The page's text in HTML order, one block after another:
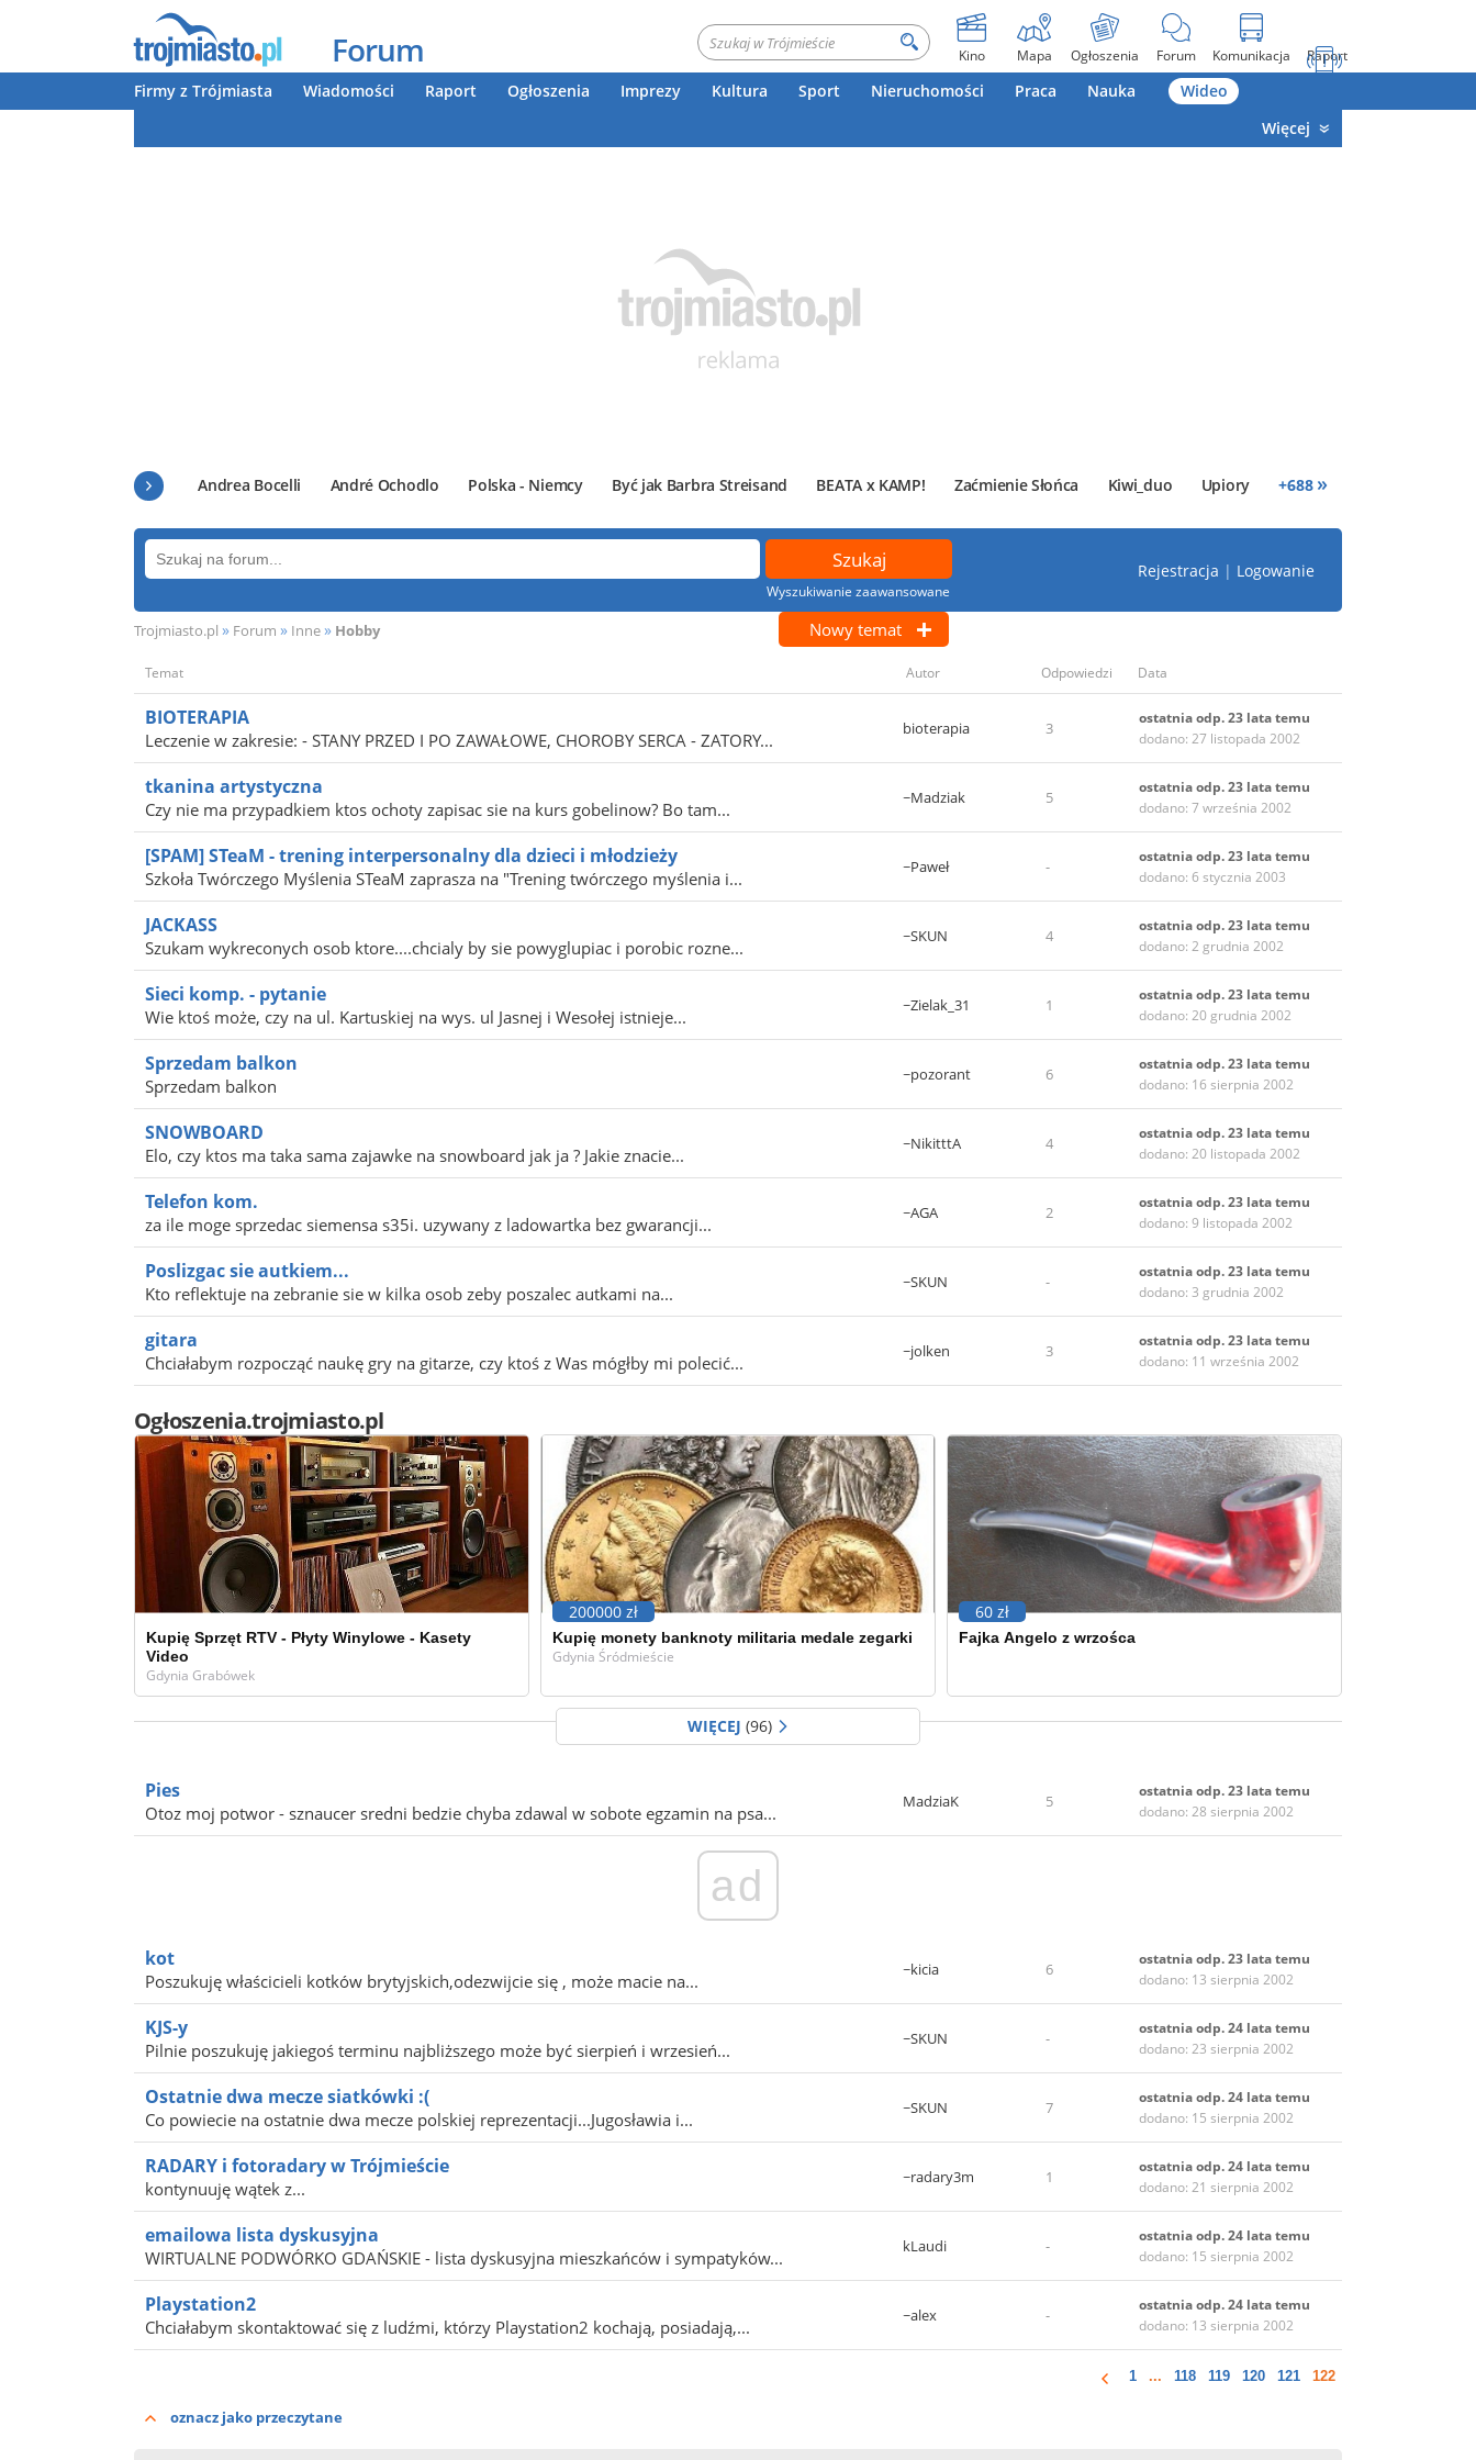
Forum Kino Mapa Ogłoszenia Forum Komunikacja Raport
Firmy z Trójmiasta Wiadomości Raport Ogłoszenia Imprezy Kultura Sport Nieruchomości Praca Nauka
Wideo
Więcej
Andrea Bocelli André Ochodlo Polska - Niemcy Być jak Barbra Streisand BEATA x KAMP! Zaćmienie Słońca Kiwi_duo Upiory +688 »
Wyszukiwanie zaawansowane
Rejestracja | Logowanie
Trojmiasto.pl » Forum » Inne» Hobby Nowy temat
Temat Autor Odpowiedzi Data
BIOTERAPIA
Leczenie w zakresie: - STANY PRZED I PO ZAWAŁOWE, CHOROBY SERCA - ZATORY...
bioterapia 3
ostatnia odp. 23 lata temu
dodano: 27 listopada 2002
tkanina artystyczna
Czy nie ma przypadkiem ktos ochoty zapisac sie na kurs gobelinow? Bo tam...
~Madziak 5
ostatnia odp. 23 lata temu
dodano: 7 września 2002
[SPAM] STeaM - trening interpersonalny dla dzieci i młodzieży
Szkoła Twórczego Myślenia STeaM zaprasza na "Trening twórczego myślenia i...
~Paweł -
ostatnia odp. 23 lata temu
dodano: 6 stycznia 2003
JACKASS
Szukam wykreconych osob ktore....chcialy by sie powyglupiac i porobic rozne...
~SKUN 4
ostatnia odp. 23 lata temu
dodano: 2 grudnia 2002
Sieci komp. - pytanie
Wie ktoś może, czy na ul. Kartuskiej na wys. ul Jasnej i Wesołej istnieje...
~Zielak_31 1
ostatnia odp. 23 lata temu
dodano: 20 grudnia 2002
Sprzedam balkon
Sprzedam balkon
~pozorant 6
ostatnia odp. 23 lata temu
dodano: 16 sierpnia 2002
SNOWBOARD
Elo, czy ktos ma taka sama zajawke na snowboard jak ja ? Jakie znacie...
~NikitttA 4
ostatnia odp. 23 lata temu
dodano: 20 listopada 2002
Telefon kom.
za ile moge sprzedac siemensa s35i. uzywany z ladowartka bez gwarancji...
~AGA 2
ostatnia odp. 23 lata temu
dodano: 9 listopada 2002
Poslizgac sie autkiem...
Kto reflektuje na zebranie sie w kilka osob zeby poszalec autkami na...
~SKUN -
ostatnia odp. 23 lata temu
dodano: 3 grudnia 2002
gitara
Chciałabym rozpocząć naukę gry na gitarze, czy ktoś z Was mógłby mi polecić...
~jolken 3
ostatnia odp. 23 lata temu
dodano: 11 września 2002
Ogłoszenia.trojmiasto.pl
Kupię Sprzęt RTV - Płyty Winylowe - Kasety
Video
Gdynia Grabówek
Kupię monety banknoty militaria medale zegarki
200000 zł
Gdynia Śródmieście
Fajka Angelo z wrzośca
60 zł
WIĘCEJ (96)
Pies
Otoz moj potwor - sznaucer sredni bedzie chyba zdawal w sobote egzamin na psa...
MadziaK 5
ostatnia odp. 23 lata temu
dodano: 28 sierpnia 2002
ad
kot
Poszukuję właścicieli kotków brytyjskich,odezwijcie się , może macie na...
~kicia 6
ostatnia odp. 23 lata temu
dodano: 13 sierpnia 2002
KJS-y
Pilnie poszukuję jakiegoś terminu najbliższego może być sierpień i wrzesień...
~SKUN -
ostatnia odp. 24 lata temu
dodano: 23 sierpnia 2002
Ostatnie dwa mecze siatkówki :(
Co powiecie na ostatnie dwa mecze polskiej reprezentacji...Jugosławia i...
~SKUN 7
ostatnia odp. 24 lata temu
dodano: 15 sierpnia 2002
RADARY i fotoradary w Trójmieście
kontynuuję wątek z...
~radary3m 1
ostatnia odp. 24 lata temu
dodano: 21 sierpnia 2002
emailowa lista dyskusyjna
WIRTUALNE PODWÓRKO GDAŃSKIE - lista dyskusyjna mieszkańców i sympatyków...
kLaudi -
ostatnia odp. 24 lata temu
dodano: 15 sierpnia 2002
Playstation2
Chciałabym skontaktować się z ludźmi, którzy Playstation2 kochają, posiadają,...
~alex -
ostatnia odp. 24 lata temu
dodano: 13 sierpnia 2002
1 ... 118 119 120 121 122
oznacz jako przeczytane